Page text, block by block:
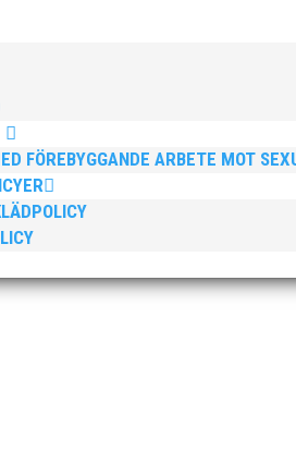
FÖREBYGGANDE ARBETE MOT
in till årets första
födda 2007–2010. Har ni en
är det dags igen för ett MAI
och deltar med lag i